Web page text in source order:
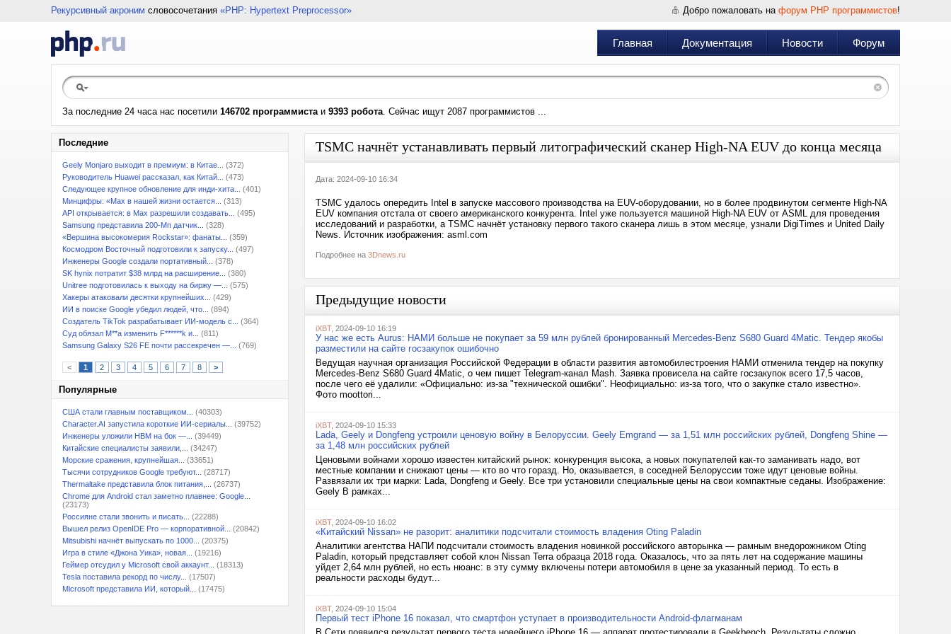
Рекурсивный акроним словосочетания «PHP: Hypertext Preprocessor» Добро пожаловать на форум PHP программистов!
Главная Документация Новости Форум
За последние 24 часа нас посетили 146702 программистаи 9393 робота. Сейчас ищут 2087 программистов ...
Последние
Geely Monjaro выходит в премиум: в Китае...
(372)
Руководитель Huawei рассказал, как Китай...
(473)
Следующее крупное обновление для инди-хита...
(401)
Минцифры: «Max в нашей жизни остается...
(313)
API открывается: в Max разрешили создавать...
(495)
Samsung представила 200-Мп датчик...
(328)
«Вершина высокомерия Rockstar»: фанаты...
(359)
Космодром Восточный подготовили к запуску...
(497)
Инженеры Google создали портативный...
(378)
SK hynix потратит $38 млрд на расширение...
(380)
Unitree подготовилась к выходу на биржу —...
(575)
Хакеры атаковали десятки крупнейших...
(429)
ИИ в поиске Google убедил людей, что...
(894)
Создатель TikTok разрабатывает ИИ-модель с...
(364)
Суд обязал M**a изменить F******k и...
(811)
Samsung Galaxy S26 FE почти рассекречен —...
(769)
< 1 2 3 4 5 6 7 8 >
Популярные
США стали главным поставщиком...
(40303)
Character.AI запустила короткие ИИ-сериалы...
(39752)
Инженеры уложили HBM на бок —...
(39449)
Китайские специалисты заявили,...
(34247)
Морские сражения, крупнейшая...
(33651)
Тысячи сотрудников Google требуют...
(28717)
Thermaltake представила блок питания,...
(26737)
Chrome для Android стал заметно плавнее: Google...
(23173)
Россияне стали звонить и писать...
(22288)
Вышел релиз OpenIDE Pro — корпоративной...
(20842)
Mitsubishi начнёт выпускать по 1000...
(20375)
Игра в стиле «Джона Уика», новая...
(19216)
Геймер отсудил у Microsoft свой аккаунт...
(18313)
Tesla поставила рекорд по числу...
(17507)
Microsoft представила ИИ, который...
(17475)
TSMC начнёт устанавливать первый литографический сканер High-NA EUV до конца месяца
Дата: 2024-09-10 16:34
TSMC удалось опередить Intel в запуске массового производства на EUV-оборудовании, но в более продвинутом сегменте High-NA
EUV компания отстала от своего американского конкурента. Intel уже пользуется машиной High-NA EUV от ASML для проведения
исследований и разработки, а TSMC начнёт установку первого такого сканера лишь в этом месяце, узнали DigiTimes и United Daily
News. Источник изображения: asml.com
Подробнее на 3Dnews.ru
Предыдущие новости
iXBT, 2024-09-10 16:19
У нас же есть Aurus: НАМИ больше не покупает за 59 млн рублей бронированный Mercedes-Benz S680 Guard 4Matic. Тендер якобы
разместили на сайте госзакупок ошибочно
Ведущая научная организация Российской Федерации в области развития автомобилестроения НАМИ отменила тендер на покупку
Mercedes-Benz S680 Guard 4Matic, о чем пишет Telegram-канал Mash. Заявка провисела на сайте госзакупок всего 17,5 часов,
после чего её удалили: «Официально: из-за "технической ошибки". Неофициально: из-за того, что о закупке стало известно».
Фото moottori...
iXBT, 2024-09-10 15:33
Lada, Geely и Dongfeng устроили ценовую войну в Белоруссии. Geely Emgrand — за 1,51 млн российских рублей, Dongfeng Shine —
за 1,48 млн российских рублей
Ценовыми войнами хорошо известен китайский рынок: конкуренция высока, а новых покупателей как-то заманивать надо, вот
местные компании и снижают цены — кто во что горазд. Но, оказывается, в соседней Белоруссии тоже идут ценовые войны.
Развязали их три марки: Lada, Dongfeng и Geely. Все три установили специальные цены на свои компактные седаны. Изображение:
Geely В рамках...
iXBT, 2024-09-10 16:02
«Китайский Nissan» не разорит: аналитики подсчитали стоимость владения Oting Paladin
Аналитики агентства НАПИ подсчитали стоимость владения новинкой российского авторынка — рамным внедорожником Oting
Paladin, который представляет собой клон Nissan Terra образца 2018 года. Оказалось, что за пять лет на содержание машины
уйдет 2,64 млн рублей, но есть нюанс: в эту сумму включены потери автомобиля в цене за указанный период. То есть в
реальности расходы будут...
iXBT, 2024-09-10 15:04
Первый тест iPhone 16 показал, что смартфон уступает в производительности Android-флагманам